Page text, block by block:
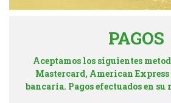
PAGOS
Aceptamos los siguientes
Mastercard, American
bancaria. Pagos efectuados en su